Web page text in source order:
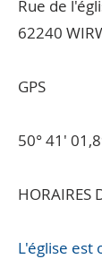
Rue de
62240
GPS
50° 41′
HORAIRES
L'église est